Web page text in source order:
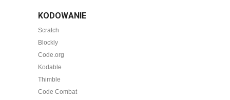
KODOWANIE
Scratch
Blockly
Code.org
Kodable
Thimble
Code Combat